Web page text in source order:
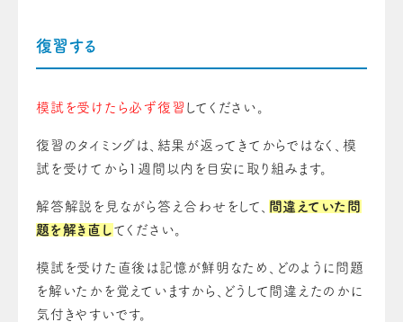
復習する
模試を受けたら必ず復習 してください。
復習のタイミングは、結果が返ってきてからではなく、模
試を受けてから1週間以内を目安に取り組みます。
解答解説を見ながら答え合わせをして、 間違えていた問
題を解き直し てください。
模試を受けた直後は記憶が鮮明なため、どのように問題
を解いたかを覚えていますから、どうして間違えたのかに
気付きやすいです。